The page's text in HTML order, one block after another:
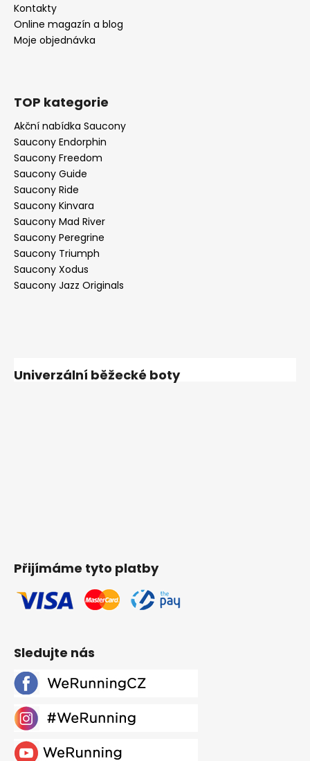
Kontakty
Online magazín a blog
Moje objednávka
TOP kategorie
Akční nabídka Saucony
Saucony Endorphin
Saucony Freedom
Saucony Guide
Saucony Ride
Saucony Kinvara
Saucony Mad River
Saucony Peregrine
Saucony Triumph
Saucony Xodus
Saucony Jazz Originals
Univerzální běžecké boty
Přijímáme tyto platby
Sledujte nás